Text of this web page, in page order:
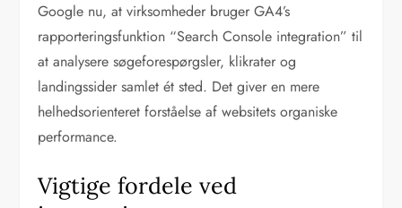
Google nu, at virksomheder bruger GA4’s
rapporteringsfunktion “Search Console integration” til
at analysere søgeforespørgsler, klikrater og
landingssider samlet ét sted. Det giver en mere
helhedsorienteret forståelse af websitets organiske
performance.
Vigtige fordele ved